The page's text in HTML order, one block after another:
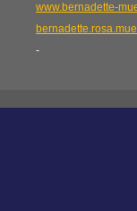
www.bernadette-
-